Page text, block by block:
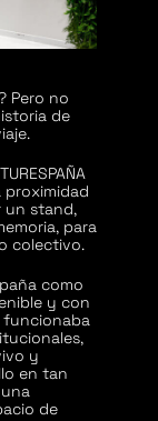
Pero no
de
proximidad
un stand,
para
colectivo.
como
y con
funcionaba
y
en tan
de